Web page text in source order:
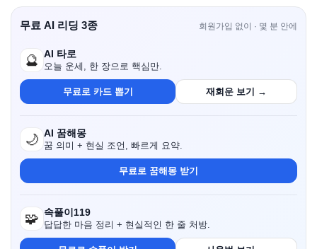
무료 AI 리딩 3종 회원가입 없이 · 몇 분 안에
🔮 AI 타로
오늘 운세, 한 장으로 핵심만.
무료로 카드 뽑기 재회운 보기 →
🌙 AI 꿈해몽
꿈 의미 + 현실 조언, 빠르게 요약.
무료로 꿈해몽 받기
🧩 속풀이119
답답한 마음 정리 + 현실적인 한 줄 처방.